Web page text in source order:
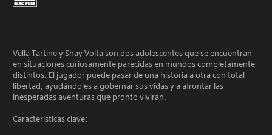
Vella Tartine y Shay Volta son dos adolescentes que se encuentran
en situaciones curiosamente parecidas en mundos completamente
distintos. El jugador puede pasar de una historia a otra con total
libertad, ayudándoles a gobernar sus vidas y a afrontar las
inesperadas aventuras que pronto vivirán.
Características clave: